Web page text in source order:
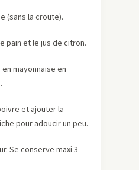
(sans la croute).
pain et le jus de citron.
mayonnaise en
et ajouter la
pour adoucir un peu.
Se conserve maxi 3